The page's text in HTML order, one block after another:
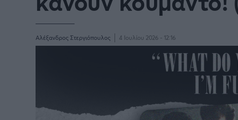
Αλέξανδρος Στεργιόπουλος 4 Ιουλίου 2026 - 12:16